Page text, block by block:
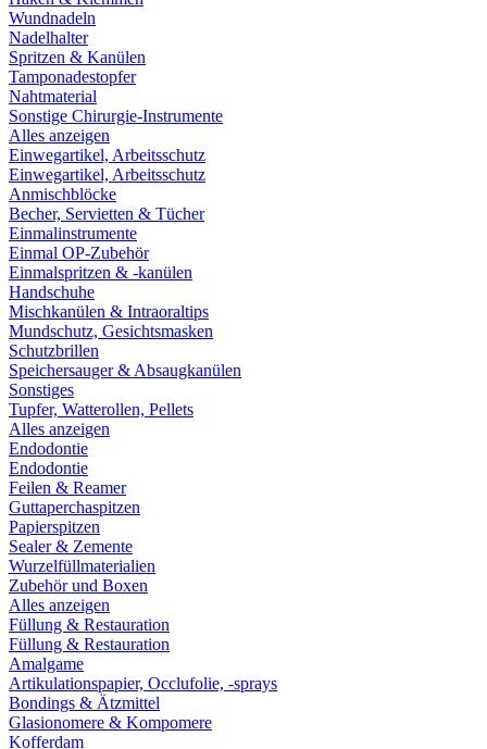
Wundnadeln
Nadelhalter
Spritzen & Kanülen
Tamponadestopfer
Nahtmaterial
Sonstige Chirurgie-Instrumente
Alles anzeigen
Einwegartikel, Arbeitsschutz
Einwegartikel, Arbeitsschutz
Anmischblöcke
Becher, Servietten & Tücher
Einmalinstrumente
Einmal OP-Zubehör
Einmalspritzen & -kanülen
Handschuhe
Mischkanülen & Intraoraltips
Mundschutz, Gesichtsmasken
Schutzbrillen
Speichersauger & Absaugkanülen
Sonstiges
Tupfer, Watterollen, Pellets
Alles anzeigen
Endodontie
Endodontie
Feilen & Reamer
Guttaperchaspitzen
Papierspitzen
Sealer & Zemente
Wurzelfüllmaterialien
Zubehör und Boxen
Alles anzeigen
Füllung & Restauration
Füllung & Restauration
Amalgame
Artikulationspapier, Occlufolie, -sprays
Bondings & Ätzmittel
Glasionomere & Kompomere
Kofferdam